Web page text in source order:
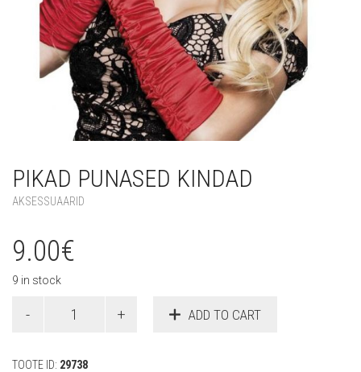
PIKAD PUNASED KINDAD
AKSESSUAARID
9.00€
9 in stock
punased
ADD TO CART
TOOTE ID: 29738